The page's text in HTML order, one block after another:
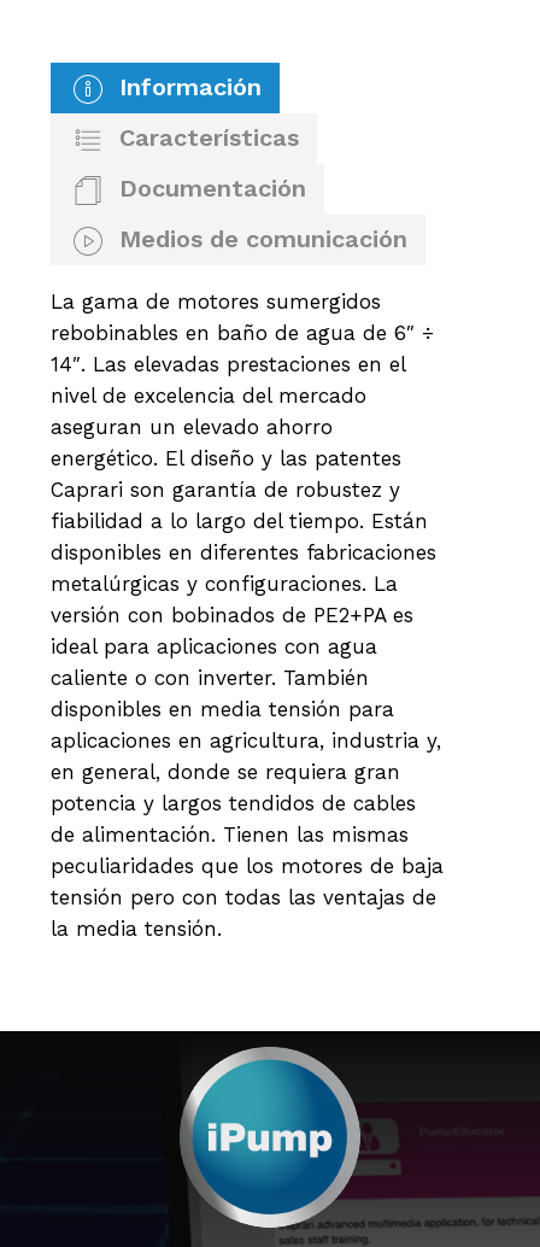
Información
Características
Documentación
Medios de comunicación
La gama de motores sumergidos
rebobinables en baño de agua de 6″ ÷
14″. Las elevadas prestaciones en el
nivel de excelencia del mercado
aseguran un elevado ahorro
energético. El diseño y las patentes
Caprari son garantía de robustez y
fiabilidad a lo largo del tiempo. Están
disponibles en diferentes fabricaciones
metalúrgicas y configuraciones. La
versión con bobinados de PE2+PA es
ideal para aplicaciones con agua
caliente o con inverter. También
disponibles en media tensión para
aplicaciones en agricultura, industria y,
en general, donde se requiera gran
potencia y largos tendidos de cables
de alimentación. Tienen las mismas
peculiaridades que los motores de baja
tensión pero con todas las ventajas de
la media tensión.